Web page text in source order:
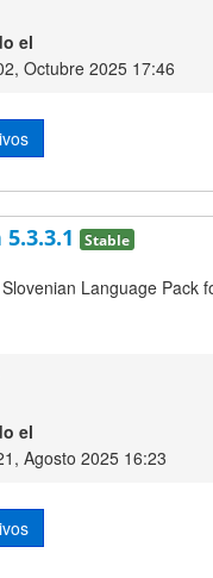
el
Octubre 2025 17:46
Stable
Language Pack
el
Agosto 2025 16:23